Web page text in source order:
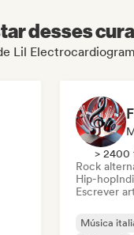
desses
Lil Electrocardiogram
> 2400
Rock
Hip-hop
Escrever
Música